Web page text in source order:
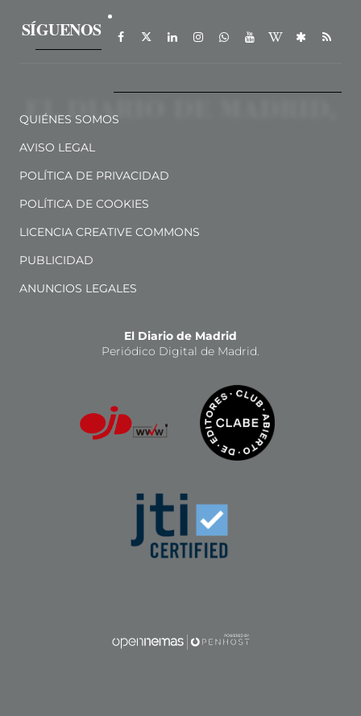
SÍGUENOS
QUIÉNES SOMOS
AVISO LEGAL
POLÍTICA DE PRIVACIDAD
POLÍTICA DE COOKIES
LICENCIA CREATIVE COMMONS
PUBLICIDAD
ANUNCIOS LEGALES
El Diario de Madrid
Periódico Digital de Madrid.